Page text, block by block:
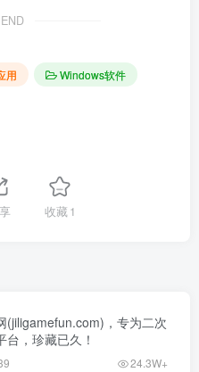
用
Windows软件
收藏1
(jiligamefun.com)，专为二次
台，珍藏已久！
24.3W+